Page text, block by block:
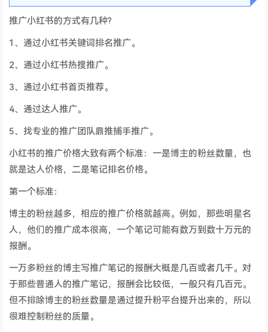
推广小红书的方式有几种?
1、通过小红书关键词排名推广。
2、通过小红书热搜推广。
3、通过小红书首页推荐。
4、通过达人推广。
5、找专业的推广团队鼎推捕手推广。
小红书的推广价格大致有两个标准：一是博主的粉丝数量，也
就是达人价格，二是笔记排名价格。
第一个标准：
博主的粉丝越多，相应的推广价格就越高。例如，那些明星名
人，他们的推广成本很高，一个笔记可能有数万到数十万元的
报酬。
一万多粉丝的博主写推广笔记的报酬大概是几百或者几千。对
于那些普通人的推广笔记，报酬会比较低，一般只有几百元。
但不排除博主的粉丝数量是通过提升粉平台提升出来的，所以
很难控制粉丝的质量。